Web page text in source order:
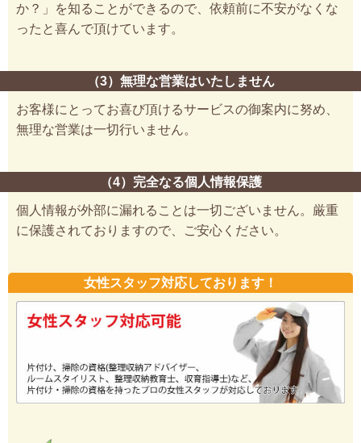
か？」を知ることができるので、依頼前に不安がなくな
ったと喜んで頂けています。
（3）無理な営業はいたしません
お客様にとってお喜び頂けるサービスの御案内に努め、
無理な営業は一切行いません。
（4）完全なる個人情報保護
個人情報が外部に漏れることは一切ございません。厳重
に保護されておりますので、ご安心ください。
女性スタッフ対応しております！